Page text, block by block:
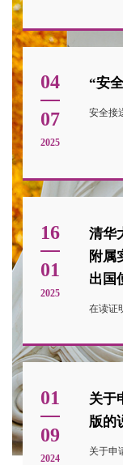
04
07
2025
“安
安全接
16
01
2025
清华
附属
出国
在读证
01
09
2024
关于
版的
关于申